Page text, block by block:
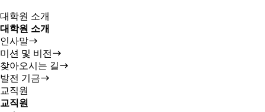
대학원 소개
대학원 소개
인사말
미션 및 비전
찾아오시는 길
발전 기금
교직원
교직원